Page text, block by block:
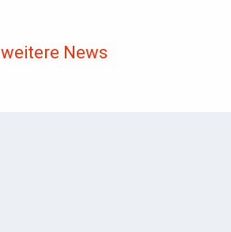
weitere News